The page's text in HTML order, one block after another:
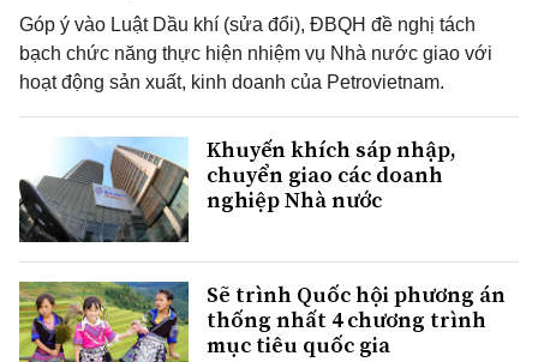
Góp ý vào Luật Dầu khí (sửa đổi), ĐBQH đề nghị tách
bạch chức năng thực hiện nhiệm vụ Nhà nước giao với
hoạt động sản xuất, kinh doanh của Petrovietnam.
Khuyến khích sáp nhập,
chuyển giao các doanh
nghiệp Nhà nước
Sẽ trình Quốc hội phương án
thống nhất 4 chương trình
mục tiêu quốc gia